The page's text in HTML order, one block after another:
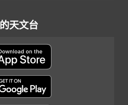
天文台